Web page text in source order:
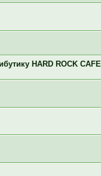
HARD ROCK CAFE